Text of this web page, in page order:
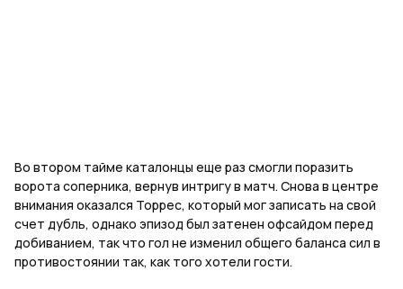
Во втором тайме каталонцы еще раз смогли поразить
ворота соперника, вернув интригу в матч. Снова в центре
внимания оказался Торрес, который мог записать на свой
счет дубль, однако эпизод был затенен офсайдом перед
добиванием, так что гол не изменил общего баланса сил в
противостоянии так, как того хотели гости.